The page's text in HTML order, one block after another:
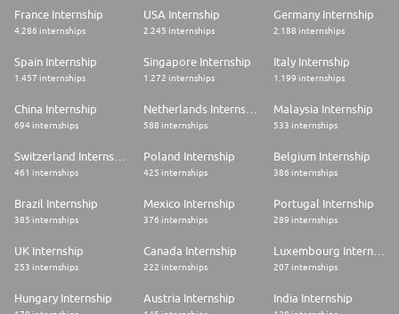
France Internship
4.286 internships
USA Internship
2.245 internships
Germany Internship
2.188 internships
Spain Internship
1.457 internships
Singapore Internship
1.272 internships
Italy Internship
1.199 internships
China Internship
694 internships 588 internships
Malaysia Internship
533 internships
461 internships
Poland Internship
425 internships
Belgium Internship
386 internships
Brazil Internship
385 internships
Mexico Internship
376 internships
Portugal Internship
289 internships
UK Internship
253 internships
Canada Internship
222 internships
Luxembourg Internship
207 internships
Hungary Internship Austria Internship India Internship